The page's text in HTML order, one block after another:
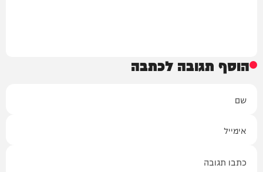
הוסף תגובה לכתבה